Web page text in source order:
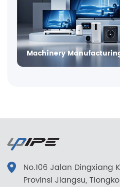
Machinery
No.106 Jalan Dingxiang
Provinsi Jiangsu,